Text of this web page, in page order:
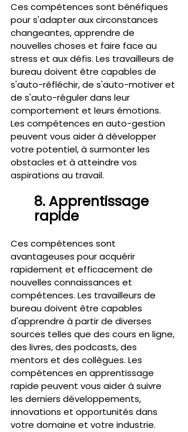
Ces compétences sont bénéfiques
pour s'adapter aux circonstances
changeantes, apprendre de
nouvelles choses et faire face au
stress et aux défis. Les travailleurs de
bureau doivent être capables de
s'auto-réfléchir, de s'auto-motiver et
de s'auto-réguler dans leur
comportement et leurs émotions.
Les compétences en auto-gestion
peuvent vous aider à développer
votre potentiel, à surmonter les
obstacles et à atteindre vos
aspirations au travail.
8. Apprentissage
rapide
Ces compétences sont
avantageuses pour acquérir
rapidement et efficacement de
nouvelles connaissances et
compétences. Les travailleurs de
bureau doivent être capables
d'apprendre à partir de diverses
sources telles que des cours en ligne,
des livres, des podcasts, des
mentors et des collègues. Les
compétences en apprentissage
rapide peuvent vous aider à suivre
les derniers développements,
innovations et opportunités dans
votre domaine et votre industrie.